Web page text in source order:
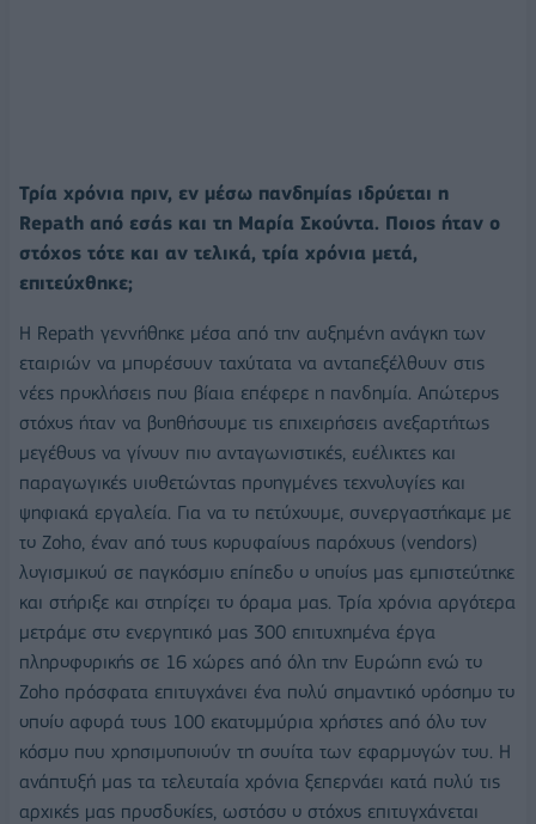
Τρία χρόνια πριν, εν μέσω πανδημίας ιδρύεται η
Repath από εσάς και τη Μαρία Σκούντα. Ποιος ήταν ο
στόχος τότε και αν τελικά, τρία χρόνια μετά,
επιτεύχθηκε;
Η Repath γεννήθηκε μέσα από την αυξημένη ανάγκη των
εταιριών να μπορέσουν ταχύτατα να ανταπεξέλθουν στις
νέες προκλήσεις που βίαια επέφερε η πανδημία. Απώτερος
στόχος ήταν να βοηθήσουμε τις επιχειρήσεις ανεξαρτήτως
μεγέθους να γίνουν πιο ανταγωνιστικές, ευέλικτες και
παραγωγικές υιοθετώντας προηγμένες τεχνολογίες και
ψηφιακά εργαλεία. Για να το πετύχουμε, συνεργαστήκαμε με
το Zoho, έναν από τους κορυφαίους παρόχους (vendors)
λογισμικού σε παγκόσμιο επίπεδο ο οποίος μας εμπιστεύτηκε
και στήριξε και στηρίζει το όραμα μας. Τρία χρόνια αργότερα
μετράμε στο ενεργητικό μας 300 επιτυχημένα έργα
πληροφορικής σε 16 χώρες από όλη την Ευρώπη ενώ το
Zoho πρόσφατα επιτυγχάνει ένα πολύ σημαντικό ορόσημο το
οποίο αφορά τους 100 εκατομμύρια χρήστες από όλο τον
κόσμο που χρησιμοποιούν τη σουίτα των εφαρμογών του. Η
ανάπτυξή μας τα τελευταία χρόνια ξεπερνάει κατά πολύ τις
αρχικές μας προσδοκίες, ωστόσο ο στόχος επιτυγχάνεται